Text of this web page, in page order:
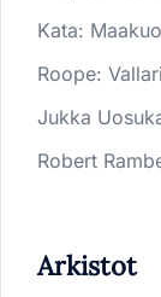
Kata:
Roope:
Jukka
Robert
Arkistot